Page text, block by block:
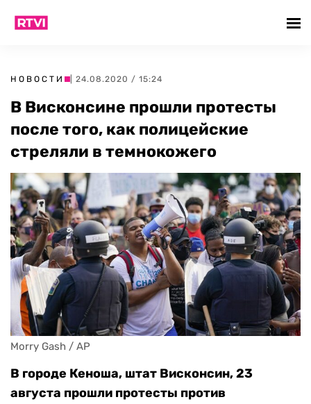
НОВОСТИ | 24.08.2020 / 15:24
В Висконсине прошли протесты
после того, как полицейские
стреляли в темнокожего
Morry Gash / AP
В городе Кеноша, штат Висконсин, 23
августа прошли протесты против